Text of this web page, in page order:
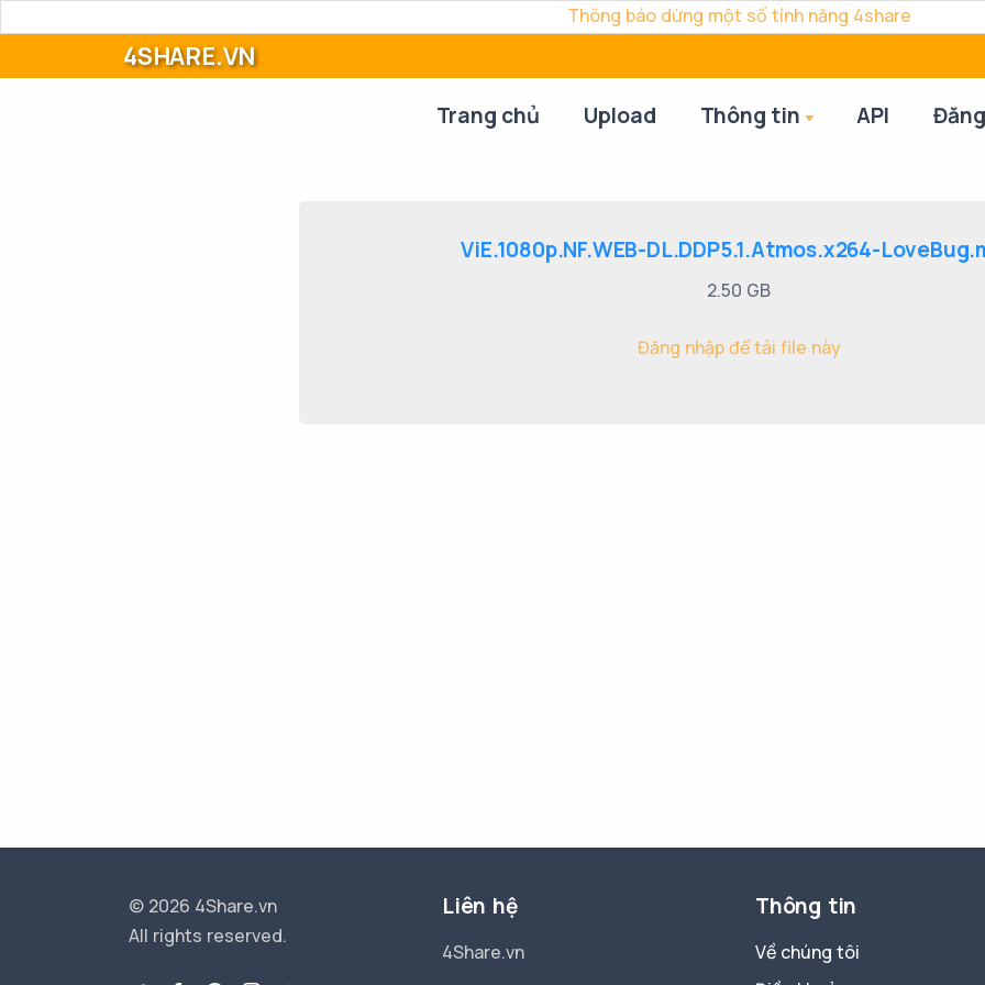
Thông báo dừng một số tính năng 4share
4SHARE.VN
Trang chủ Upload Thông tin API
ViE.1080p.NF.WEB-DL.DDP5.1.Atmos.x264-
2.50 GB
Đăng nhập để tải file này
© 2026 4Share.vn
All rights reserved.
Liên hệ
4Share.vn
Thông tin
Về chúng tôi